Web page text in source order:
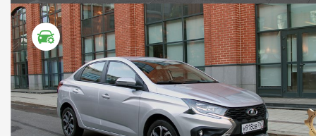
ТЕСТ ДРАЙВ